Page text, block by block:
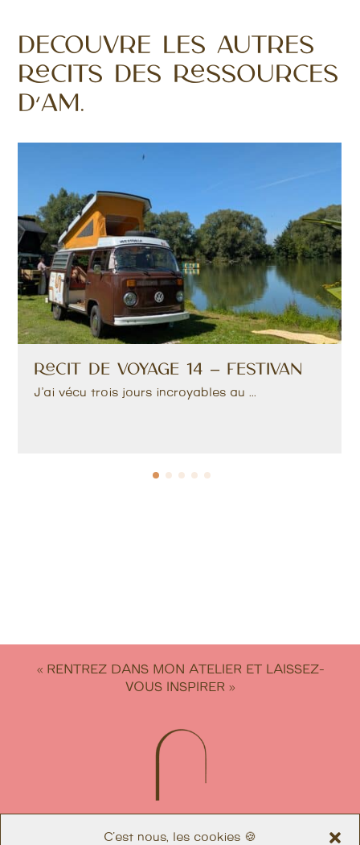
C'est nous, les cookies 🍪
Découvre les autres
Récits des Ressources
d’Am.
Récit de voyage 14 – Festivan
J’ai vécu trois jours incroyables au ...
« RENTREZ DANS MON ATELIER ET LAISSEZ-
VOUS INSPIRER »